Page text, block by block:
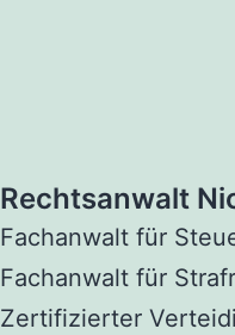
Rechtsanwalt
Fachanwalt für
Fachanwalt für
Zertifizierter